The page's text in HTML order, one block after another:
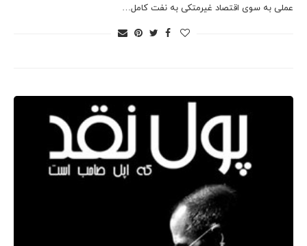
عملی به سوی اقتصاد غیرمتکی به نفت کامل…